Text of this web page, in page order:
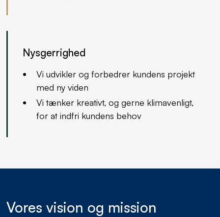
Nysgerrighed
Vi udvikler og forbedrer kundens projekt
med ny viden
Vi tænker kreativt, og gerne klimavenligt,
for at indfri kundens behov
Vores vision og mission